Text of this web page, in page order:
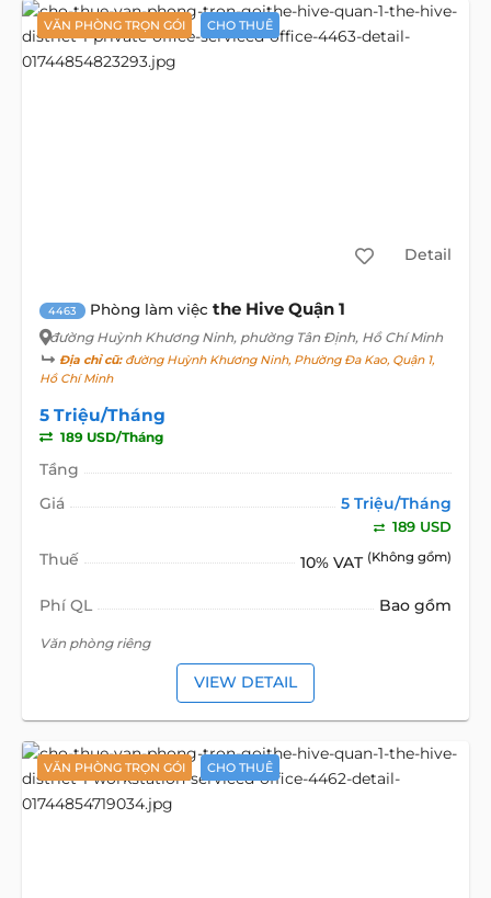
VĂN PHÒNG TRỌN GÓI CHO THUÊ
Detail
4463 Phòng làm việc the Hive Quận 1
đường Huỳnh Khương Ninh, phường Tân Định, Hồ Chí Minh
Địa chỉ cũ:đường Huỳnh Khương Ninh, Phường Đa Kao, Quận 1,
Hồ Chí Minh
5 Triệu/Tháng
189 USD/Tháng
Tầng
Giá
5 Triệu/Tháng
189 USD
Thuế 10% VAT (Không gồm)
Phí QL Bao gồm
Văn phòng riêng
VIEW DETAIL
VĂN PHÒNG TRỌN GÓI CHO THUÊ